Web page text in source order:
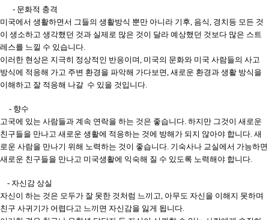
- 문화적 충격
미국에서 생활하면서 그들의 생활방식 뿐만 아니라 기후, 음식, 경치등 모든 것
이 생소하고 생각했던 것과 실제로 많은 것이 달라 예상했던 것보다 많은 스트
레스를 느낄 수 있습니다.
이러한 현상은 지극히 정상적인 반응이며, 미국의 문화와 미국 사람들의 사고
방식에 적응해 가고 주변 환경을 파악해 가다보면, 새로운 환경과 생활 방식을
이해하고 잘 적응해 나갈 수 있을 것입니다.
- 향수
고국에 있는 사람들과 계속 연락을 하는 것은 좋습니다. 하지만 그것이 새로운
친구들을 만나고 새로운 생활에 적응하는 것에 방해가 되지 않아야 합니다. 새
로운 사람을 만나기 위해 노력하는 것이 좋습니다. 기숙사나 교실에서 가능하면
새로운 친구들을 만나고 미국생활에 익숙해 질 수 있도록 노력해야 합니다.
- 자신감 상실
자신이 하는 것은 모두가 잘 못한 것처럼 느끼고, 아무도 자신을 이해지 못하며
친구 사귀기가 어렵다고 느끼면 자신감을 잃게 됩니다.